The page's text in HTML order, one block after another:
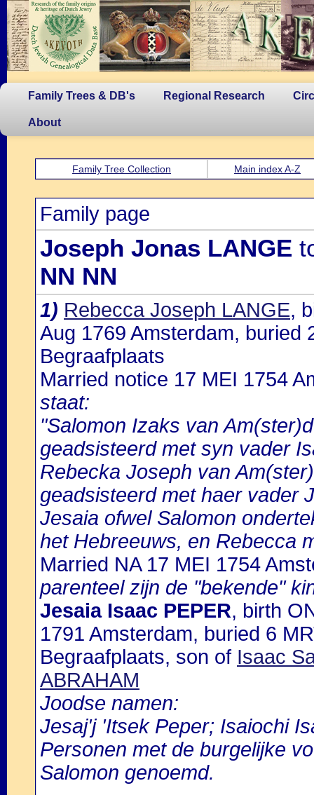
Family Trees & DB's Regional Research
About
Family Tree Collection Main index A-Z
Family page
Joseph Jonas LANGE
NN NN
1) Rebecca Joseph LANGE,
Aug 1769 Amsterdam, buried
Begraafplaats
Married notice 17 MEI 1754
staat:
"Salomon Izaks van
geadsisteerd met syn vader
Rebecka Joseph van
geadsisteerd met haer vader
Jesaia ofwel Salomon
het Hebreeuws, en Rebecca
Married NA 17 MEI 1754
parenteel zijn de "bekende"
Jesaia Isaac PEPER, birth
1791 Amsterdam, buried 6
Begraafplaats, son of Isaac
ABRAHAM
Joodse namen:
Jesaj'j 'Itsek Peper; Isaiochi
Personen met de burgelijke
Salomon genoemd.